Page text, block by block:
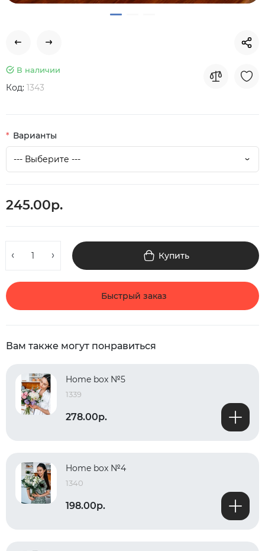
В наличии
Код: 1343
Варианты
245.00р.
Купить
Быстрый заказ
Вам также могут понравиться
Home box №5
1339
278.00р.
Home box №4
1340
198.00р.